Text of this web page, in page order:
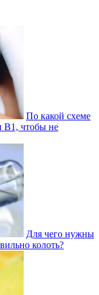
По какой схеме
В1, чтобы не
Для чего нужны
колоть?